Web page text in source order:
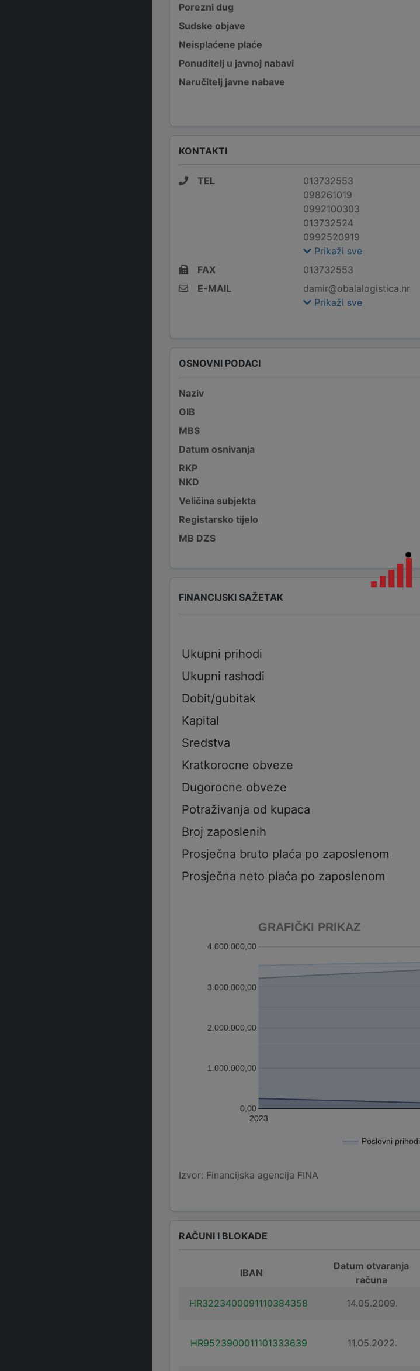
Porezni dug
Sudske objave
Neisplaćene plaće
Ponuditelj u javnoj nabavi
Naručitelj javne nabave
KONTAKTI
TEL
013732553
098261019
0992100303
013732524
0992520919
Prikaži sve
FAX
013732553
E-MAIL
damir@obalalogistica.hr
Prikaži sve
OSNOVNI PODACI
Naziv
OIB
MBS
Datum osnivanja
RKP
NKD
Veličina subjekta
Registarsko tijelo
MB DZS
FINANCIJSKI SAŽETAK
Ukupni prihodi
Ukupni rashodi
Dobit/gubitak
Kapital
Sredstva
Kratkorocne obveze
Dugorocne obveze
Potraživanja od kupaca
Broj zaposlenih
Prosječna bruto plaća po zaposlenom
Prosječna neto plaća po zaposlenom
GRAFIČKI PRIKAZ
Poslovni prihodi
2023
0,00
1.000.000,00
2.000.000,00
3.000.000,00
4.000.000,00
Izvor: Financijska agencija FINA
RAČUNI I BLOKADE
IBAN
Datum otvaranja
računa
HR3223400091110384358
14.05.2009.
HR9523900011101333639 11.05.2022.